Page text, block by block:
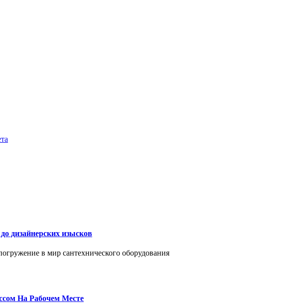
дизайнерских изысков
в мир сантехнического оборудования
На Рабочем Месте